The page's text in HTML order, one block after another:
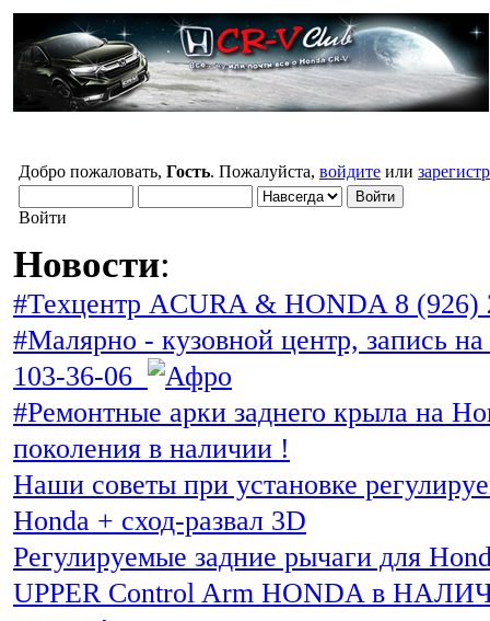
Добро пожаловать, Гость. Пожалуйста, войдите или
Войти
Новости:
#Техцентр ACURA & HONDA 8 (926)
#Малярно - кузовной центр, запись
103-36-06
#Ремонтные арки заднего крыла на
поколения в наличии !
Наши советы при установке
Honda + сход-развал 3D
Регулируемые задние рычаги для
UPPER Control Arm HONDA в